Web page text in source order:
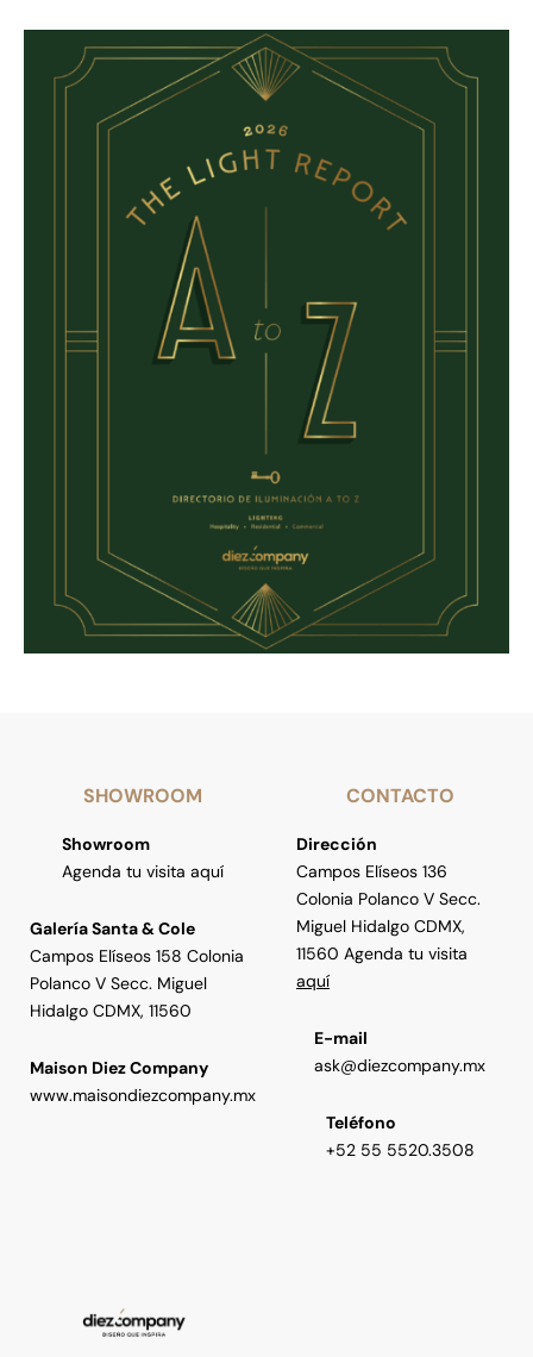
SHOWROOM
Showroom
Agenda tu visita aquí
Galería Santa & Cole
Campos Elíseos 158 Colonia
Polanco V Secc. Miguel
Hidalgo CDMX, 11560
Maison Diez Company
www.maisondiezcompany.mx
CONTACTO
Dirección
Campos Elíseos 136
Colonia Polanco V Secc.
Miguel Hidalgo CDMX,
11560 Agenda tu visita
aquí
E-mail
ask@diezcompany.mx
Teléfono
+52 55 5520.3508